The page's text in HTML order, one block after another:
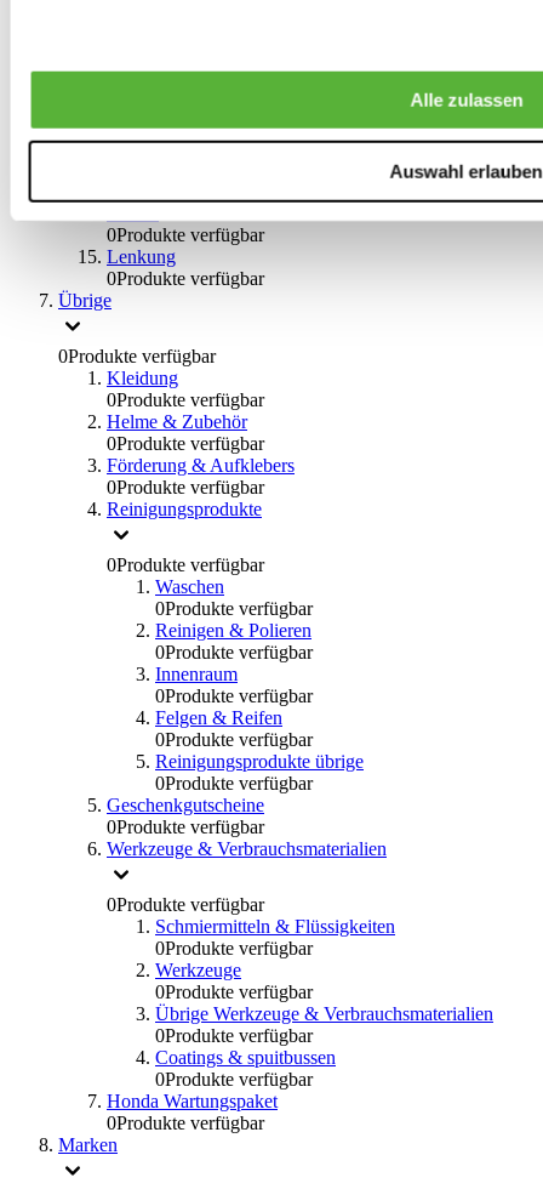
Alle zulassen
Auswahl erlauben
Handbremsen
0Produkte verfügbar
0Produkte verfügbar
Lenkung
0Produkte verfügbar
Übrige
0Produkte verfügbar
Kleidung
0Produkte verfügbar
Helme & Zubehör
0Produkte verfügbar
Förderung & Aufklebers
0Produkte verfügbar
Reinigungsprodukte
0Produkte verfügbar
Waschen
0Produkte verfügbar
Reinigen & Polieren
0Produkte verfügbar
Innenraum
0Produkte verfügbar
Felgen & Reifen
0Produkte verfügbar
Reinigungsprodukte übrige
0Produkte verfügbar
Geschenkgutscheine
0Produkte verfügbar
Werkzeuge & Verbrauchsmaterialien
0Produkte verfügbar
Schmiermitteln & Flüssigkeiten
0Produkte verfügbar
Werkzeuge
0Produkte verfügbar
Übrige Werkzeuge & Verbrauchsmaterialien
0Produkte verfügbar
Coatings & spuitbussen
0Produkte verfügbar
Honda Wartungspaket
0Produkte verfügbar
Marken